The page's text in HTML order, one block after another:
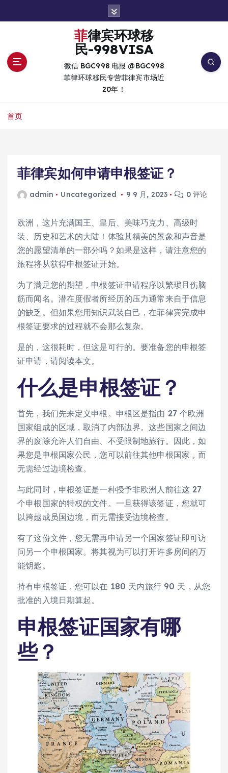
菲律宾环球移
民-998VISA
微信 BGC998 电报 @BGC998
菲律环球移民专营菲律宾市场近
20年！
首页
菲律宾如何申请申根签证？
admin Uncategorized 9 9 月, 2023 0 评论
欧洲，这片充满国王、皇后、美味巧克力、高级时
装、历史和艺术的大陆！体验其精美的景象和声音是
您的愿望清单的一部分吗？如果是这样，请注意您的
旅程将从获得申根签证开始。
为了满足您的期望，申根签证申请程序以繁琐且伤脑
筋而闻名。潜在度假者所经历的压力通常来自于信息
的缺乏。但如果您用知识武装自己，在菲律宾完成申
根签证要求的过程就不会那么复杂。
是的，这很耗时，但这是可行的。要准备您的申根签
证申请，请阅读本文。
什么是申根签证？
首先，我们先来定义申根。申根区是指由 27 个欧洲
国家组成的区域，取消了内部边界。这些国家之间边
界的废除允许人们自由、不受限制地旅行。因此，如
果您是申根国家公民，您可以前往其他申根国家，而
无需经过边境检查。
与此同时，申根签证是一种授予非欧洲人前往这 27
个申根国家的特权的文件。一旦获得该签证，您就可
以跨越成员国边境，而无需接受边境检查。
有了这份文件，您无需再申请另一个国家签证即可访
问另一个申根国家。将其视为可以打开许多房间的万
能钥匙。
持有申根签证，您可以在 180 天内旅行 90 天，从您
批准的入境日期算起。
申根签证国家有哪
些？